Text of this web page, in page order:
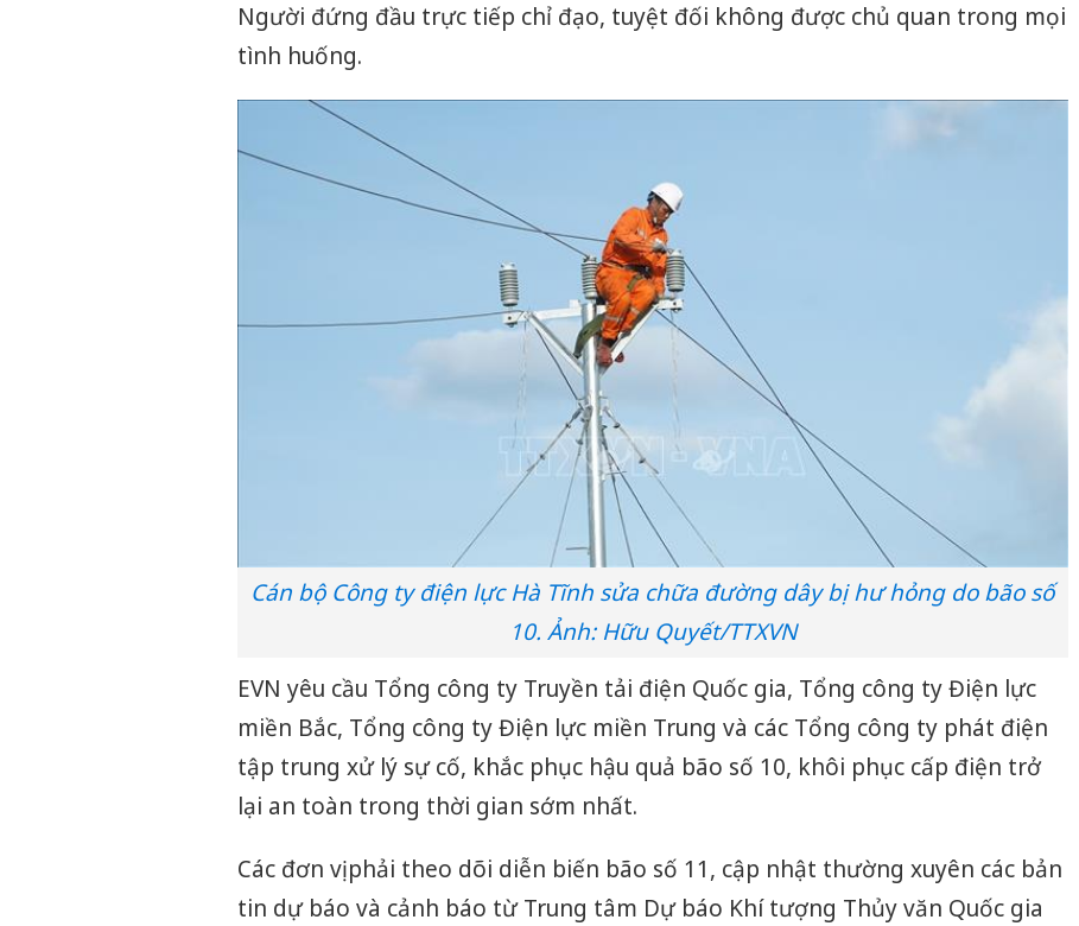
Người đứng đầu trực tiếp chỉ đạo, tuyệt đối không được chủ quan trong mọi
tình huống.
Cán bộ Công ty điện lực Hà Tĩnh sửa chữa đường dây bị hư hỏng do bão số
10. Ảnh: Hữu Quyết/TTXVN
EVN yêu cầu Tổng công ty Truyền tải điện Quốc gia, Tổng công ty Điện lực
miền Bắc, Tổng công ty Điện lực miền Trung và các Tổng công ty phát điện
tập trung xử lý sự cố, khắc phục hậu quả bão số 10, khôi phục cấp điện trở
lại an toàn trong thời gian sớm nhất.
Các đơn vị phải theo dõi diễn biến bão số 11, cập nhật thường xuyên các bản
tin dự báo và cảnh báo từ Trung tâm Dự báo Khí tượng Thủy văn Quốc gia